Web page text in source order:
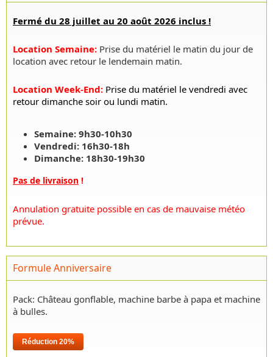
Fermé du 28 juillet au 20 août 2026 inclus !
Location Semaine: Prise du matériel le matin du jour de
location avec retour le lendemain matin.
Location Week-End: Prise du matériel le vendredi avec
retour dimanche soir ou lundi matin.
Semaine: 9h30-10h30
Vendredi: 16h30-18h
Dimanche: 18h30-19h30
Pas de livraison !
Annulation gratuite possible en cas de mauvaise météo
prévue.
Formule Anniversaire
Pack: Château gonflable, machine barbe à papa et machine
à bulles.
Réduction 20%